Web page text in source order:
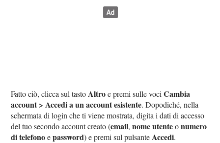
Fatto ciò, clicca sul tasto Altroe premi sulle vociCambia
account > Accedi a un account esistente. Dopodiché, nella
schermata di login che ti viene mostrata, digita i dati di accesso
del tuo secondo account creato (email,nome utenteonumero
di telefonoepassword) e premi sul pulsante Accedi.